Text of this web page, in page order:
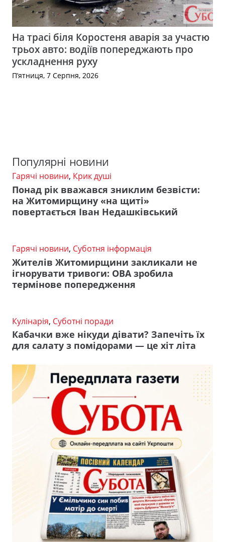
На трасі біля Коростеня аварія за участю
трьох авто: водіїв попереджають про
ускладнення руху
П’ятниця, 7 Серпня, 2026
Популярні новини
Гарячі новини, Крик душі
Понад рік вважався зниклим безвісти:
на Житомирщину «на щиті»
повертається Іван Недашківський
Гарячі новини, Суботня інформація
Жителів Житомирщини закликали не
ігнорувати тривоги: ОВА зробила
термінове попередження
Кулінарія, Суботні поради
Кабачки вже нікуди дівати? Запечіть їх
для салату з помідорами — це хіт літа